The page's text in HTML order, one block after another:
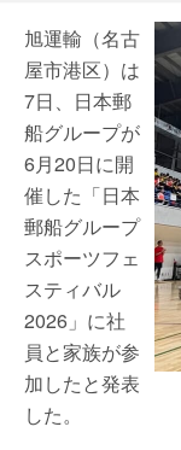
旭運輸（名古
屋市港区）は
7日、日本郵
船グループが
6月20日に開
催した「日本
郵船グループ
スポーツフェ
スティバル
2026」に社
員と家族が参
加したと発表
した。